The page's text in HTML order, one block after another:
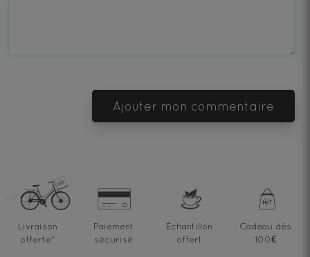
Ajouter mon commentaire
Livraison
offerte*
Paiement
sécurisé
Échantillon
offert
Cadeau dès
100€